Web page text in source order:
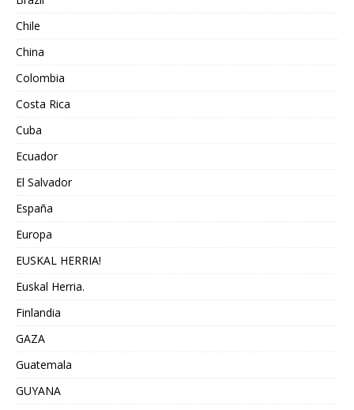
Chile
China
Colombia
Costa Rica
Cuba
Ecuador
El Salvador
España
Europa
EUSKAL HERRIA!
Euskal Herria.
Finlandia
GAZA
Guatemala
GUYANA